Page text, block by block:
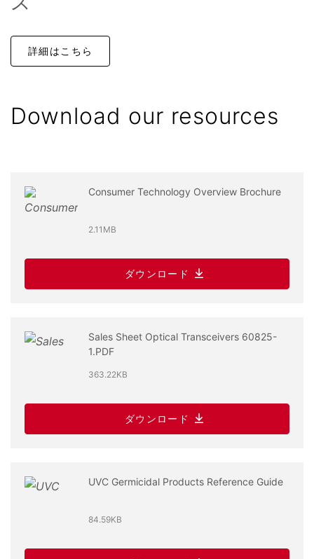
詳細はこちら
Download our resources
Consumer Technology Overview Brochure
2.11MB
ダウンロード
Sales Sheet Optical Transceivers 60825-
1.PDF
363.22KB
ダウンロード
UVC Germicidal Products Reference Guide
84.59KB